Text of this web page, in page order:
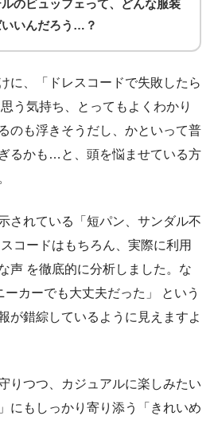
のビュッフェって、どんな服装
いんだろう…？
に、「ドレスコードで失敗したら
う気持ち、とってもよくわかり
のも浮きそうだし、かといって普
るかも…と、頭を悩ませている方
されている「短パン、サンダル不
コードはもちろん、実際に利用
声 を徹底的に分析しました。な
カーでも大丈夫だった」 という
が錯綜しているように見えますよ
りつつ、カジュアルに楽しみたい
にもしっかり寄り添う「きれいめ